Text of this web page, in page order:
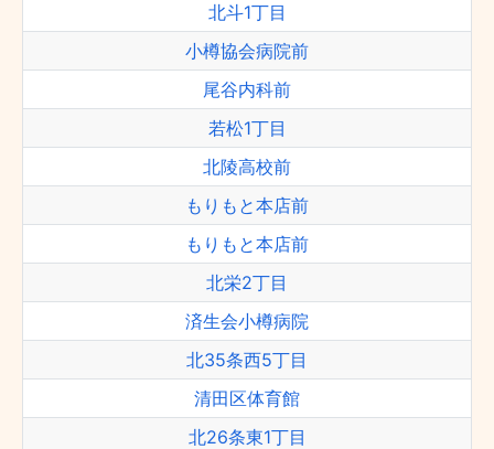
北斗1丁目
小樽協会病院前
尾谷内科前
若松1丁目
北陵高校前
もりもと本店前
もりもと本店前
北栄2丁目
済生会小樽病院
北35条西5丁目
清田区体育館
北26条東1丁目